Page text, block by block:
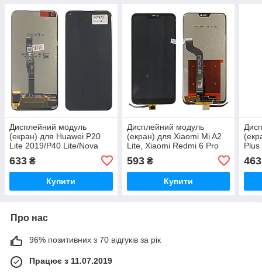
Дисплейний модуль
(екран) для Huawei P20
Lite 2019/P40 Lite/Nova
L22B) Оригінал (PRC)
633 ₴
Купити
Дисплейний модуль
(екран) для Xiaomi Mi A2
Lite, Xiaomi Redmi 6 Pro
Original (PRC)
593₴
Купити
463
Про нас
96% позитивних з 70 відгуків за рік
Працює з 11.07.2019